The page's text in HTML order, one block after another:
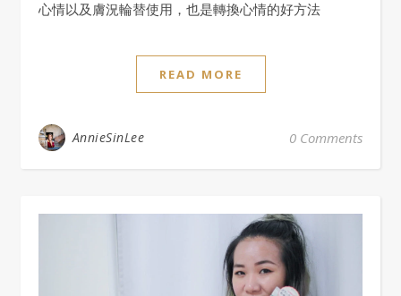
心情以及膚況輪替使用，也是轉換心情的好方法
READ MORE
AnnieSinLee 0 Comments